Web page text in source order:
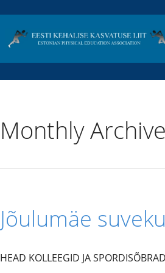
Monthly
Jõulumäe
HEAD KOLLEEGID JA